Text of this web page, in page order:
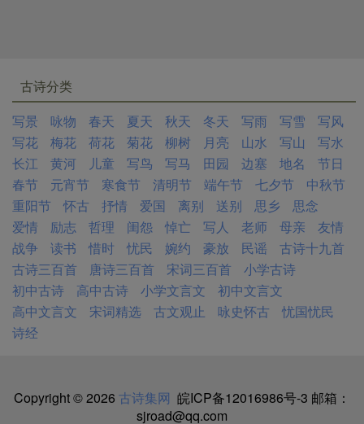
古诗分类
写景
咏物 春天 夏天 秋天 冬天 写雨 写雪
写风
写花
梅花 荷花 菊花 柳树 月亮 山水 写山
写水
长江
黄河 儿童 写鸟 写马 田园 边塞 地名
节日
春节
元宵节 寒食节 清明节 端午节 七夕节
中秋节
重阳节
怀古 抒情 爱国 离别 送别 思乡
思念
爱情
励志 哲理 闺怨 悼亡 写人 老师 母亲
友情
战争
读书 惜时 忧民 婉约 豪放 民谣
古诗十九首
古诗三百首
唐诗三百首 宋词三百首
小学古诗
初中古诗
高中古诗 小学文言文
初中文言文
高中文言文
宋词精选 古文观止 咏史怀古
忧国忧民
诗经
Copyright © 2026 古诗集网 皖ICP备12016986号-3 邮箱：
sjroad@qq.com